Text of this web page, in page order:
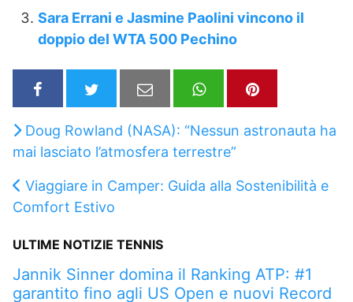
Sara Errani e Jasmine Paolini vincono il
doppio del WTA 500 Pechino
Doug Rowland (NASA): “Nessun astronauta ha
mai lasciato l’atmosfera terrestre”
Viaggiare in Camper: Guida alla Sostenibilità e
Comfort Estivo
ULTIME NOTIZIE TENNIS
Jannik Sinner domina il Ranking ATP: #1
garantito fino agli US Open e nuovi Record